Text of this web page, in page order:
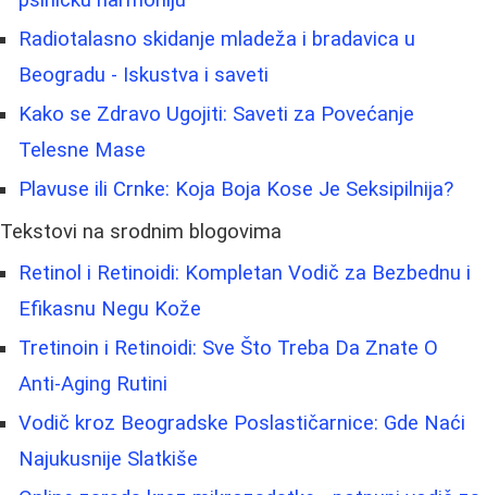
Radiotalasno skidanje mladeža i bradavica u
Beogradu - Iskustva i saveti
Kako se Zdravo Ugojiti: Saveti za Povećanje
Telesne Mase
Plavuse ili Crnke: Koja Boja Kose Je Seksipilnija?
Tekstovi na srodnim blogovima
Retinol i Retinoidi: Kompletan Vodič za Bezbednu i
Efikasnu Negu Kože
Tretinoin i Retinoidi: Sve Što Treba Da Znate O
Anti-Aging Rutini
Vodič kroz Beogradske Poslastičarnice: Gde Naći
Najukusnije Slatkiše